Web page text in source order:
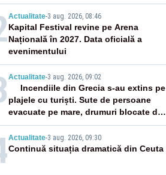
și 20:00
Actualitate-3 aug. 2026, 08:46
Kapital Festival revine pe Arena
Națională în 2027. Data oficială a
evenimentului
Actualitate-3 aug. 2026, 09:02
Incendiile din Grecia s-au extins pe
plajele cu turiști. Sute de persoane
evacuate pe mare, drumuri blocate de
flăcări
Actualitate-3 aug. 2026, 09:30
Continuă situația dramatică din Ceuta